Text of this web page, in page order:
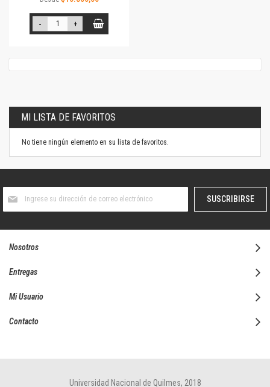
- +
MI LISTA DE FAVORITOS
No tiene ningún elemento en su lista de favoritos.
boletín
SUSCRIBIRSE
Nosotros
Entregas
Mi Usuario
Contacto
Universidad Nacional de Quilmes, 2018